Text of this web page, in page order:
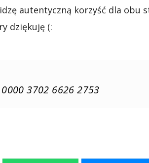
autentyczną korzyść dla obu
dziękuję (:
3702 6626 2753